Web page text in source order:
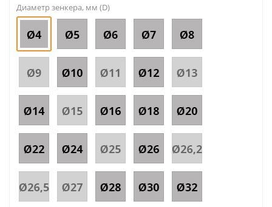
Диаметр зенкера, мм (D)